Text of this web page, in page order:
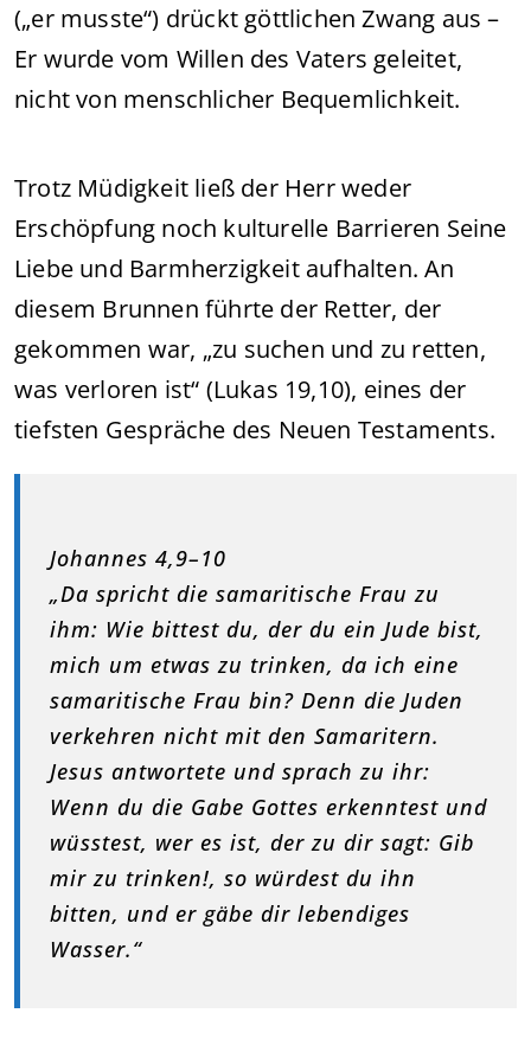
(„er musste“) drückt göttlichen Zwang aus –
Er wurde vom Willen des Vaters geleitet,
nicht von menschlicher Bequemlichkeit.
Trotz Müdigkeit ließ der Herr weder
Erschöpfung noch kulturelle Barrieren Seine
Liebe und Barmherzigkeit aufhalten. An
diesem Brunnen führte der Retter, der
gekommen war, „zu suchen und zu retten,
was verloren ist“ (Lukas 19,10), eines der
tiefsten Gespräche des Neuen Testaments.
Johannes 4,9–10
„Da spricht die samaritische Frau zu
ihm: Wie bittest du, der du ein Jude bist,
mich um etwas zu trinken, da ich eine
samaritische Frau bin? Denn die Juden
verkehren nicht mit den Samaritern.
Jesus antwortete und sprach zu ihr:
Wenn du die Gabe Gottes erkenntest und
wüsstest, wer es ist, der zu dir sagt: Gib
mir zu trinken!, so würdest du ihn
bitten, und er gäbe dir lebendiges
Wasser.“